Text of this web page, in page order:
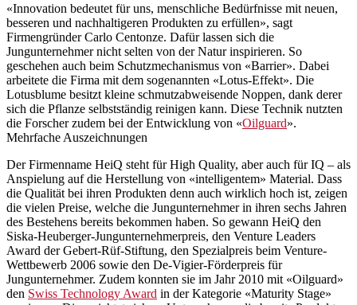
«Innovation bedeutet für uns, menschliche Bedürfnisse mit neuen,
besseren und nachhaltigeren Produkten zu erfüllen», sagt
Firmengründer Carlo Centonze. Dafür lassen sich die
Jungunternehmer nicht selten von der Natur inspirieren. So
geschehen auch beim Schutzmechanismus von «Barrier». Dabei
arbeitete die Firma mit dem sogenannten «Lotus-Effekt». Die
Lotusblume besitzt kleine schmutzabweisende Noppen, dank derer
sich die Pflanze selbstständig reinigen kann. Diese Technik nutzten
die Forscher zudem bei der Entwicklung von «Oilguard».
Mehrfache Auszeichnungen
Der Firmenname HeiQ steht für High Quality, aber auch für IQ – als
Anspielung auf die Herstellung von «intelligentem» Material. Dass
die Qualität bei ihren Produkten denn auch wirklich hoch ist, zeigen
die vielen Preise, welche die Jungunternehmer in ihren sechs Jahren
des Bestehens bereits bekommen haben. So gewann HeiQ den
Siska-Heuberger-Jungunternehmerpreis, den Venture Leaders
Award der Gebert-Rüf-Stiftung, den Spezialpreis beim Venture-
Wettbewerb 2006 sowie den De-Vigier-Förderpreis für
Jungunternehmer. Zudem konnten sie im Jahr 2010 mit «Oilguard»
den Swiss Technology Award in der Kategorie «Maturity Stage»